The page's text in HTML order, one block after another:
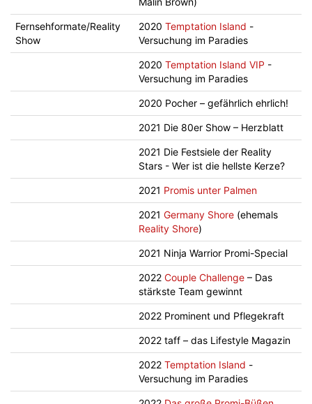
Fernsehformate/Reality
Show
2020 Temptation Island -
Versuchung im Paradies
2020 Temptation Island VIP -
Versuchung im Paradies
2020 Pocher – gefährlich ehrlich!
2021 Die 80er Show – Herzblatt
2021 Die Festsiele der Reality
Stars - Wer ist die hellste Kerze?
2021 Promis unter Palmen
2021 Germany Shore (ehemals
Reality Shore)
2021 Ninja Warrior Promi-Special
2022 Couple Challenge – Das
stärkste Team gewinnt
2022 Prominent und Pflegekraft
2022 taff – das Lifestyle Magazin
2022 Temptation Island -
Versuchung im Paradies